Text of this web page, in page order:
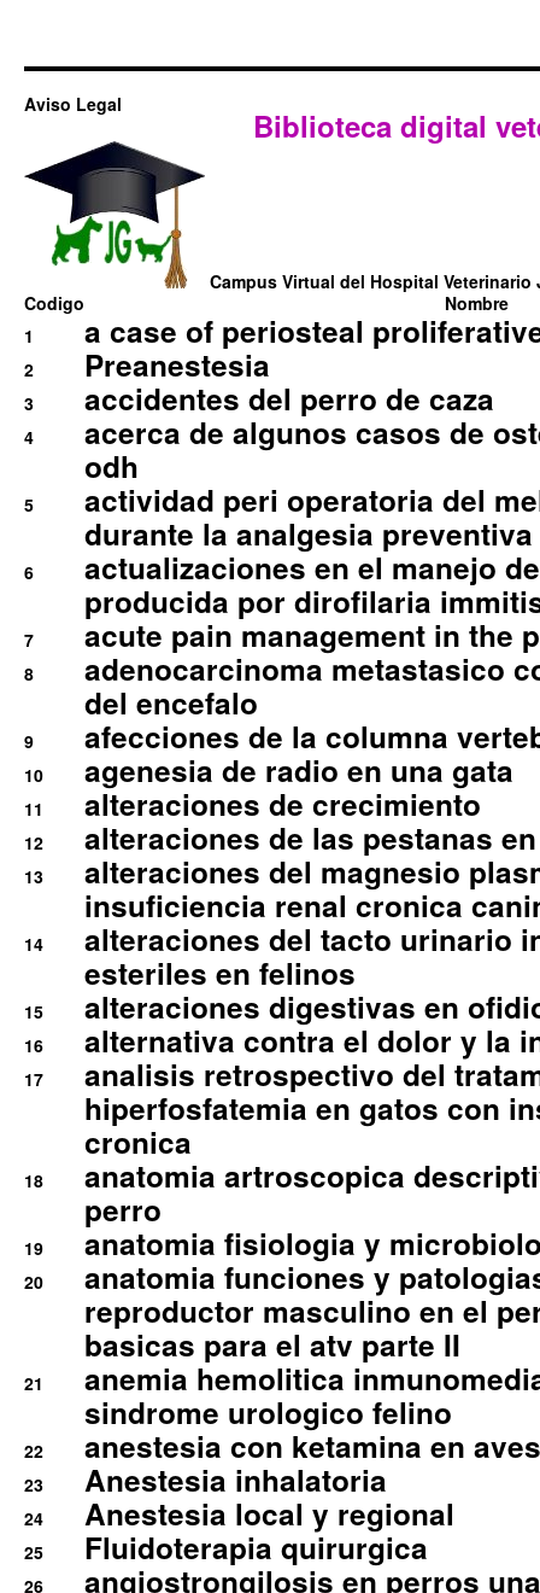
Aviso Legal
Biblioteca digital
Campus Virtual del Hospital Veterinario
Codigo
Nombre
1
a case of periosteal
2 Preanestesia
3 accidentes del perro de caza
4
acerca de algunos casos de
odh
5
actividad peri operatoria del
durante la analgesia
6
actualizaciones en el manejo
producida por dirofilaria
7 acute pain management in the
8
adenocarcinoma metastasico
del encefalo
9 afecciones de la columna
10 agenesia de radio en una gata
11 alteraciones de crecimiento
12 alteraciones de las pestanas
13
alteraciones del magnesio
insuficiencia renal cronica
14
alteraciones del tacto urinario
esteriles en felinos
15 alteraciones digestivas en
16 alternativa contra el dolor y la
17
analisis retrospectivo del
hiperfosfatemia en gatos con
cronica
18
anatomia artroscopica
perro
19 anatomia fisiologia y
20
anatomia funciones y
reproductor masculino en el
basicas para el atv parte II
21
anemia hemolitica
sindrome urologico felino
22 anestesia con ketamina en
23 Anestesia inhalatoria
24 Anestesia local y regional
25 Fluidoterapia quirurgica
26
angiostrongilosis en perros